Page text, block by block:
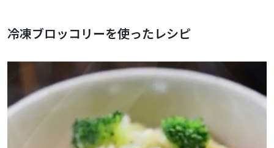
冷凍ブロッコリーを使ったレシピ